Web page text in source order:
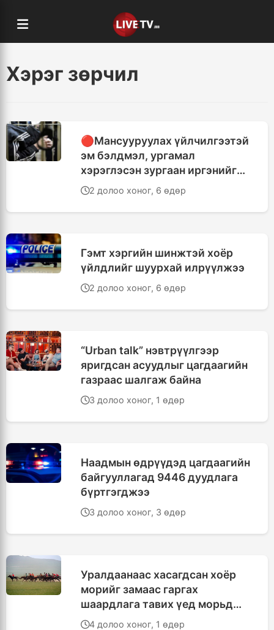
Хэрэг зөрчил
🔴Мансууруулах үйлчилгээтэй
эм бэлдмэл, ургамал
хэрэглэсэн зургаан иргэнийг
баривчилжээ
2 долоо хоног, 6 өдөр
Гэмт хэргийн шинжтэй хоёр
үйлдлийг шуурхай илрүүлжээ
2 долоо хоног, 6 өдөр
“Urban talk” нэвтрүүлгээр
яригдсан асуудлыг цагдаагийн
газраас шалгаж байна
3 долоо хоног, 1 өдөр
Наадмын өдрүүдэд цагдаагийн
байгууллагад 9446 дуудлага
бүртгэгджээ
3 долоо хоног, 3 өдөр
Уралдаанаас хасагдсан хоёр
морийг замаас гаргах
шаардлага тавих үед морьд
булгиж, хоёр хүүхэд бэртжээ
4 долоо хоног, 1 өдөр